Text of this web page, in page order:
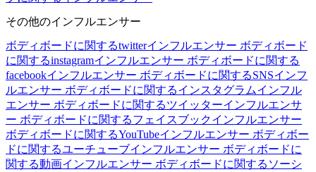
その他のインフルエンサー
ボディボードに関するtwitterインフルエンサー ボディボード
に関するinstagramインフルエンサー ボディボードに関する
facebookインフルエンサー ボディボードに関するSNSインフ
ルエンサー ボディボードに関するインスタグラムインフル
エンサー ボディボードに関するツイッターインフルエンサ
ー ボディボードに関するフェイスブックインフルエンサー
ボディボードに関するYouTubeインフルエンサー ボディボー
ドに関するユーチューブインフルエンサー ボディボードに
関する動画インフルエンサー ボディボードに関するソーシ